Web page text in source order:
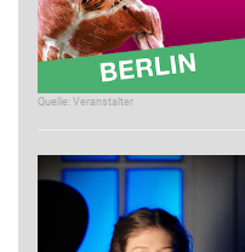
Quelle: Veranstalter